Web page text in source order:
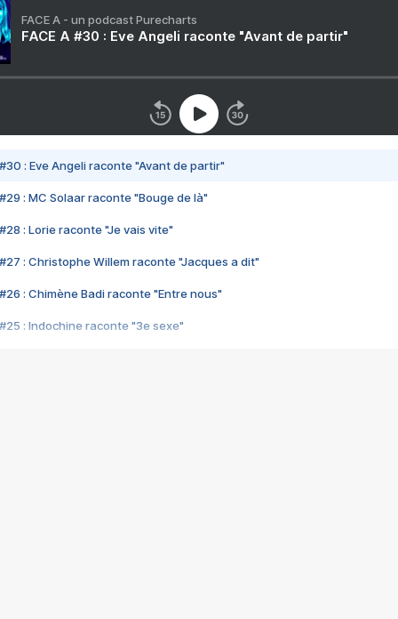
FACE A - un podcast Purecharts
FACE A #30 : Eve Angeli raconte "Avant de partir"
#30 : Eve Angeli raconte "Avant de partir"
#29 : MC Solaar raconte "Bouge de là"
#28 : Lorie raconte "Je vais vite"
#27 : Christophe Willem raconte "Jacques a dit"
#26 : Chimène Badi raconte "Entre nous"
#25 : Indochine raconte "3e sexe"